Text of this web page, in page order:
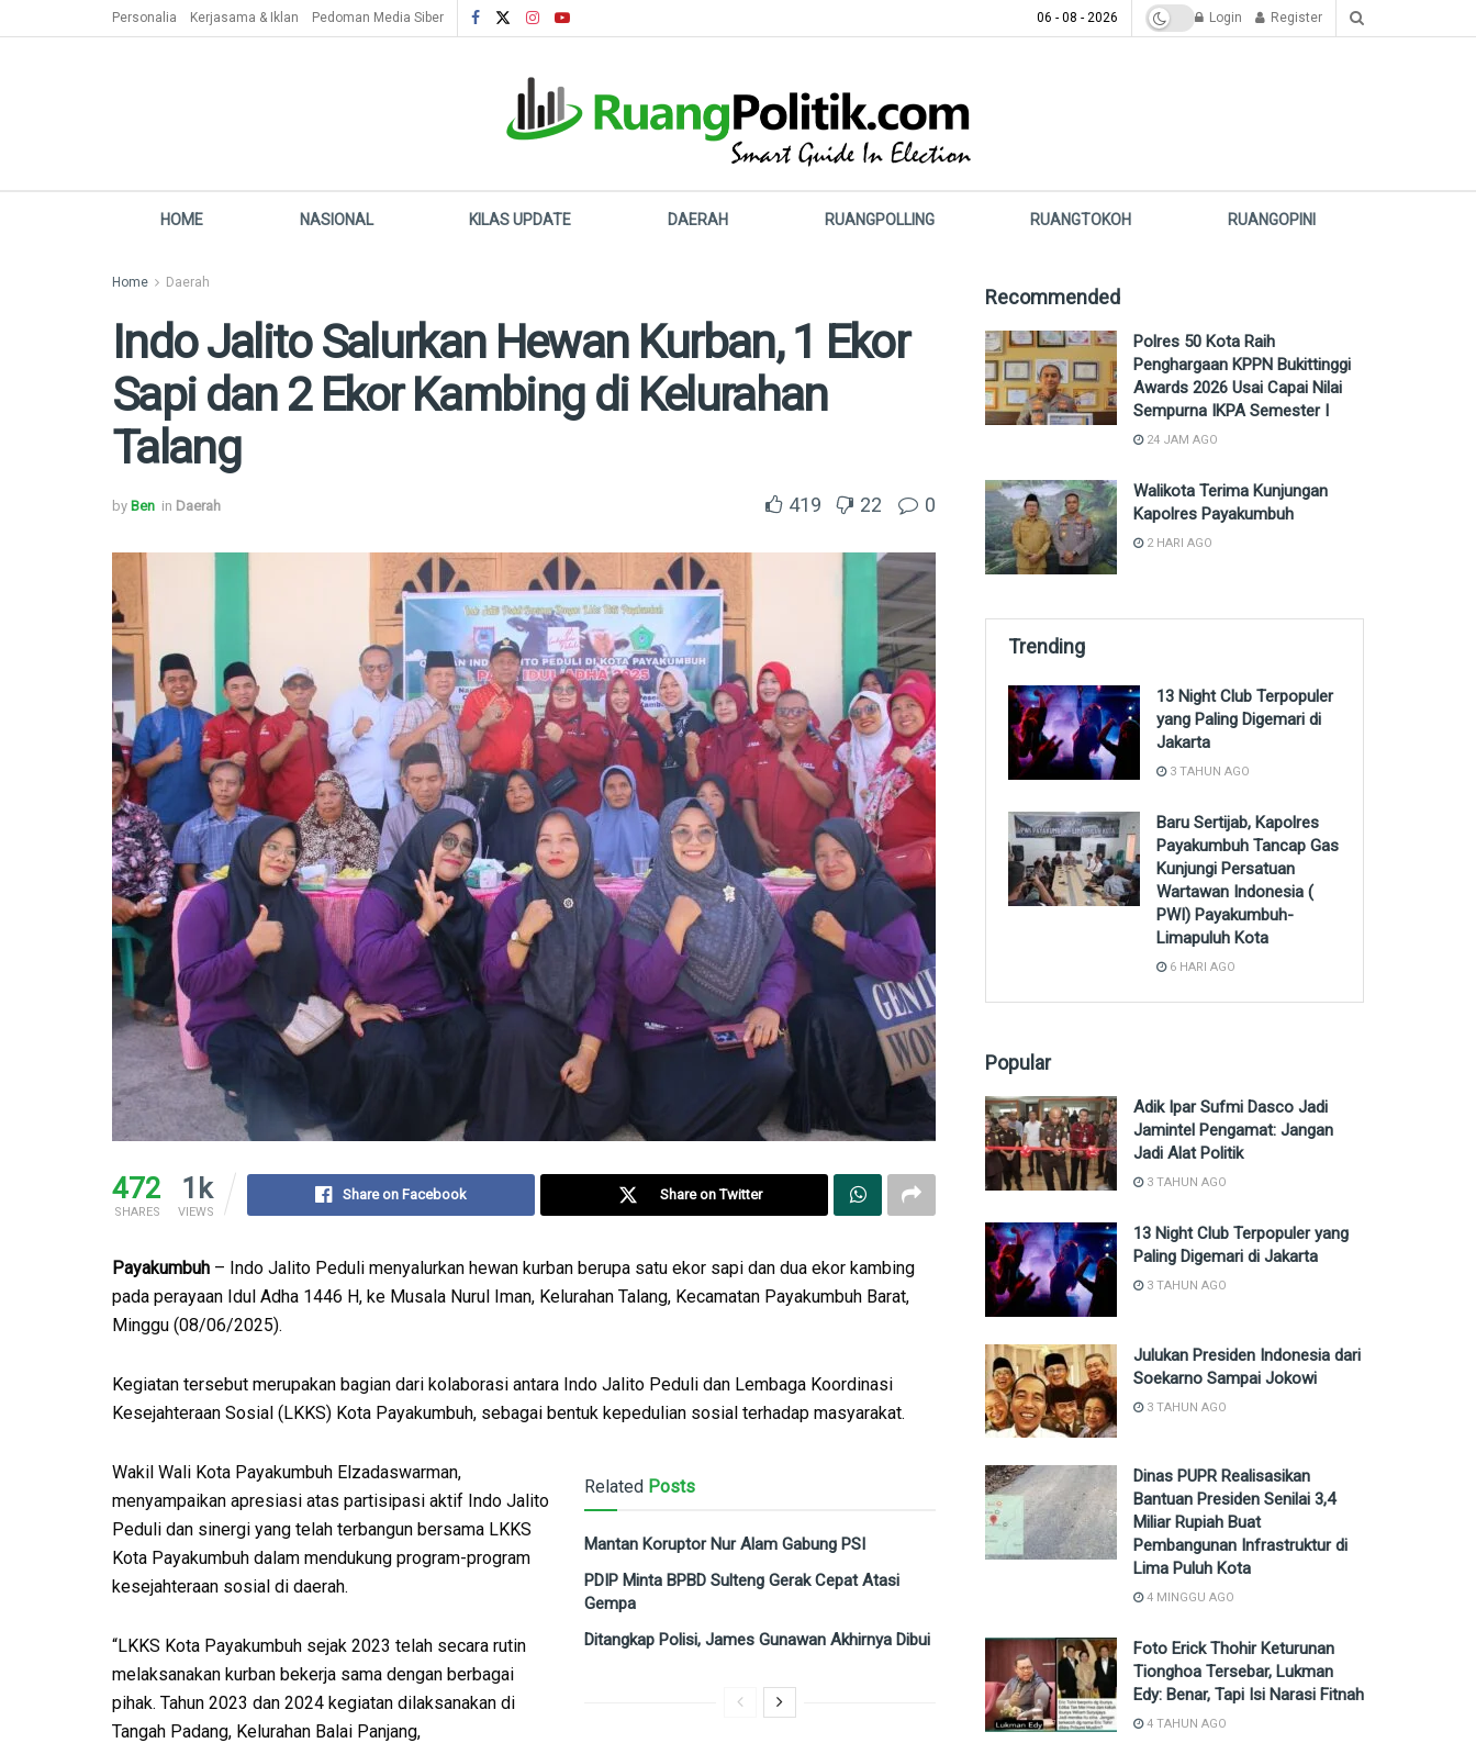
Personalia Kerjasama & Iklan Pedoman Media Siber 06 - 08 - 2026 Login Register
HOME NASIONAL KILAS UPDATE DAERAH RUANGPOLLING RUANGTOKOH RUANGOPINI
Home Daerah
Indo Jalito Salurkan Hewan Kurban, 1 Ekor
Sapi dan 2 Ekor Kambing di Kelurahan
Talang
by Ben in Daerah 419 22 0
472
SHARES
1k
VIEWS
Share on Facebook Share on Twitter
Payakumbuh – Indo Jalito Peduli menyalurkan hewan kurban berupa satu ekor sapi dan dua ekor kambing
pada perayaan Idul Adha 1446 H, ke Musala Nurul Iman, Kelurahan Talang, Kecamatan Payakumbuh Barat,
Minggu (08/06/2025).
Kegiatan tersebut merupakan bagian dari kolaborasi antara Indo Jalito Peduli dan Lembaga Koordinasi
Kesejahteraan Sosial (LKKS) Kota Payakumbuh, sebagai bentuk kepedulian sosial terhadap masyarakat.
Related Posts
Mantan Koruptor Nur Alam Gabung PSI
PDIP Minta BPBD Sulteng Gerak Cepat Atasi
Gempa
Ditangkap Polisi, James Gunawan Akhirnya Dibui
Wakil Wali Kota Payakumbuh Elzadaswarman,
menyampaikan apresiasi atas partisipasi aktif Indo Jalito
Peduli dan sinergi yang telah terbangun bersama LKKS
Kota Payakumbuh dalam mendukung program-program
kesejahteraan sosial di daerah.
“LKKS Kota Payakumbuh sejak 2023 telah secara rutin
melaksanakan kurban bekerja sama dengan berbagai
pihak. Tahun 2023 dan 2024 kegiatan dilaksanakan di
Tangah Padang, Kelurahan Balai Panjang,
Recommended
Polres 50 Kota Raih
Penghargaan KPPN Bukittinggi
Awards 2026 Usai Capai Nilai
Sempurna IKPA Semester I
24 JAM AGO
Walikota Terima Kunjungan
Kapolres Payakumbuh
2 HARI AGO
Trending
13 Night Club Terpopuler
yang Paling Digemari di
Jakarta
3 TAHUN AGO
Baru Sertijab, Kapolres
Payakumbuh Tancap Gas
Kunjungi Persatuan
Wartawan Indonesia (
PWI) Payakumbuh-
Limapuluh Kota
6 HARI AGO
Popular
Adik Ipar Sufmi Dasco Jadi
Jamintel Pengamat: Jangan
Jadi Alat Politik
3 TAHUN AGO
13 Night Club Terpopuler yang
Paling Digemari di Jakarta
3 TAHUN AGO
Julukan Presiden Indonesia dari
Soekarno Sampai Jokowi
3 TAHUN AGO
Dinas PUPR Realisasikan
Bantuan Presiden Senilai 3,4
Miliar Rupiah Buat
Pembangunan Infrastruktur di
Lima Puluh Kota
4 MINGGU AGO
Foto Erick Thohir Keturunan
Tionghoa Tersebar, Lukman
Edy: Benar, Tapi Isi Narasi Fitnah
4 TAHUN AGO